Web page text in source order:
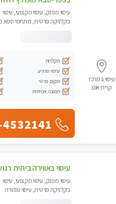
עיסוי במרכז
קרית אונו
עיסוי מפנק, עיסוי מקצועי, עיסוי
בקלניקה פרטית, מתחמי ספא
מקלחת
עיסוי מרגיע
מקום פרטי
תמונה אמיתית
עיסוי מפנק, עיסוי מקצועי, עיסוי
בקלניקה פרטית, עיסוי טנטרה